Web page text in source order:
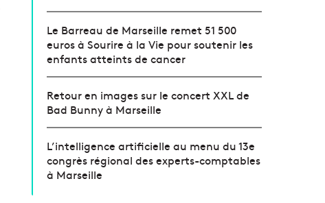
Le Barreau de Marseille remet 51 500
euros à Sourire à la Vie pour soutenir les
enfants atteints de cancer
Retour en images sur le concert XXL de
Bad Bunny à Marseille
L’intelligence artificielle au menu du 13e
congrès régional des experts-comptables
à Marseille